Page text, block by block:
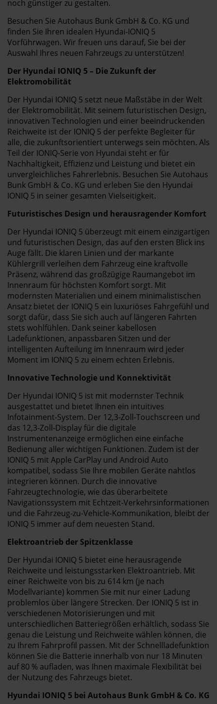
noch günstiger zu gestalten.
Besuchen Sie Autohaus Bunk GmbH & Co. KG und
finden Sie Ihren idealen Hyundai-IONIQ 5
Vorführwagen. Wir freuen uns darauf, Sie bei der
Auswahl Ihres neuen Fahrzeugs zu unterstützen!
Der Hyundai IONIQ 5 – Die Zukunft der
Elektromobilität
Der Hyundai IONIQ 5 setzt neue Maßstäbe in der Welt
der Elektromobilität. Mit seinem futuristischen Design,
innovativen Technologien und einer beeindruckenden
Reichweite ist der IONIQ 5 der perfekte Begleiter für
alle, die zukunftsorientiert unterwegs sein möchten. Als
Teil der IONIQ-Serie von Hyundai steht er für
Nachhaltigkeit, Effizienz und Leistung und bietet ein
unvergleichliches Fahrerlebnis. Besuchen Sie Autohaus
Bunk GmbH & Co. KG und erleben Sie den Hyundai
IONIQ 5 in seiner gesamten Vielseitigkeit.
Futuristisches Design und herausragender Komfort
Der Hyundai IONIQ 5 überzeugt mit einem einzigartigen
und futuristischen Design, das auf den ersten Blick ins
Auge fällt. Die klaren Linien und der markante
Kühlergrill verleihen dem Fahrzeug eine kraftvolle
Präsenz, während das großzügige Raumangebot im
Innenraum für höchsten Komfort sorgt. Mit
modernsten Materialien und einem minimalistischen
Ansatz bietet der IONIQ 5 ein luxuriöses Fahrgefühl und
sorgt dafür, dass Sie sich auch auf längeren Fahrten
stets wohlfühlen. Dank seiner kabellosen
Ladefunktionen, anpassbaren Sitzen und der
intelligenten Aufteilung im Innenraum wird jeder
Moment im IONIQ 5 zu einem echten Erlebnis.
Innovative Technologie und Konnektivität
Der Hyundai IONIQ 5 ist mit modernster Technik
ausgestattet und bietet Ihnen ein intuitives
Infotainment-System. Der 12,3-Zoll-Touchscreen und
das 12,3-Zoll-Display für die digitale
Instrumentenanzeige ermöglichen eine einfache
Bedienung aller wichtigen Funktionen. Zudem ist der
IONIQ 5 mit Apple CarPlay und Android Auto
kompatibel, sodass Sie Ihre mobilen Geräte nahtlos
integrieren können. Durch die innovative
Fahrzeugtechnologie, wie das überarbeitete
Navigationssystem mit Echtzeit-Verkehrsinformationen
und die Fahrzeug-zu-Vehicle-Kommunikation, bleibt der
IONIQ 5 immer auf dem neuesten Stand.
Elektroantrieb der Spitzenklasse
Der Hyundai IONIQ 5 bietet eine herausragende
Reichweite und leistungsstarken Elektroantrieb. Mit
einer Reichweite von bis zu 614 km (je nach
Modellvariante) kommen Sie mit nur einer Ladung
problemlos über längere Strecken. Der IONIQ 5 ist in
verschiedenen Motorisierungen und mit
unterschiedlichen Batteriegrößen erhältlich, sodass Sie
genau die Leistung und Reichweite wählen können, die
zu Ihrem Fahrprofil passen. Mit der Schnellladefunktion
können Sie die Batterie innerhalb von nur 18 Minuten
auf 80 % aufladen, was Ihnen maximale Flexibilität bei
der Nutzung des Fahrzeugs bietet.
Hyundai IONIQ 5 bei Autohaus Bunk GmbH & Co. KG